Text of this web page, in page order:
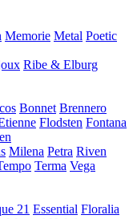
Memorie Metal Poetic
Ribe & Elburg
Bonnet Brennero
Flodsten Fontana
Milena Petra Riven
Terma Vega
21 Essential Floralia